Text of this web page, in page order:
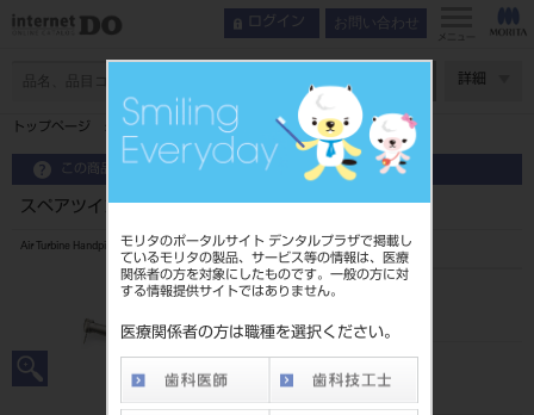
モリタのポータルサイト デンタルプラザで掲載し
ているモリタの製品、サービス等の情報は、医療
関係者の方を対象にしたものです。一般の方に対
する情報提供サイトではありません。
医療関係者の方は職種を選択ください。
ログイン お問い合わせ
メニュー
詳細
トップページ スペアツインパワー4H PAR-4HUEX-O-YS
この商品に関するお問い合わせ
スペアツインパワー4H PAR-4HUEX-O-YS
Air Turbine Handpiece Twinpower Turbine 4H
品目コード
4548213019847